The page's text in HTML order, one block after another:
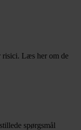
risici. Læs her om de
spørgsmål